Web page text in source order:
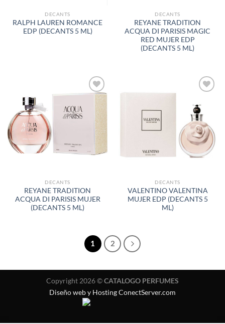
DECANTS
RALPH LAUREN ROMANCE
EDP (DECANTS 5 ML)
DECANTS
REYANE TRADITION
ACQUA DI PARISIS MAGIC
RED MUJER EDP
(DECANTS 5 ML)
A LA
LISTA
DECANTS
REYANE TRADITION
ACQUA DI PARISIS MUJER
(DECANTS 5 ML)
A LA
LISTA
DE
DESEOS
DECANTS
VALENTINO VALENTINA
MUJER EDP (DECANTS 5
ML)
1 2
Copyright 2026 ©CATALOGO PERFUMES
Diseño web y Hosting ConectServer.com